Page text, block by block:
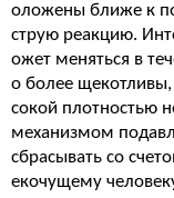
оложены ближе к
струю реакцию.
ожет меняться в
о более щекотливы,
сокой плотностью
механизмом
сбрасывать со
екочущему